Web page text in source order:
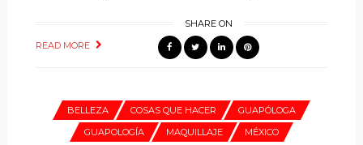
READ MORE
SHARE ON
BELLEZA COSAS QUE HACER
GUAPÓLOGA
GUAPOLOGÍA
MAQUILLAJE MÉXICO